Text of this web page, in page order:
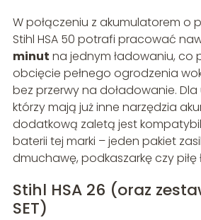
W połączeniu z akumulatorem o
Stihl HSA 50 potrafi pracować
minut na jednym ładowaniu, co
obcięcie pełnego ogrodzenia
bez przerwy na doładowanie. Dla
którzy mają już inne narzędzia
dodatkową zaletą jest
baterii tej marki – jeden pakiet
dmuchawę, podkaszarkę czy piłę
Stihl HSA 26 (oraz
SET)